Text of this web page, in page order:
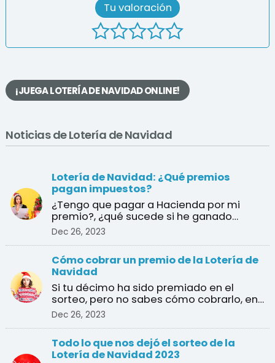
Tu valoración
¡JUEGA LOTERÍA DE NAVIDAD ONLINE!
Noticias de Lotería de Navidad
Lotería de Navidad: ¿Qué premios
pagan impuestos?
¿Tengo que pagar a Hacienda por mi
premio?, ¿qué sucede si he ganado
varios premios?, ¿cuál es e ...
Dec 26, 2023
Cómo cobrar un premio de la Lotería de
Navidad
Si tu décimo ha sido premiado en el
sorteo, pero no sabes cómo cobrarlo, en
esta guía te explica ...
Dec 26, 2023
Todo lo que nos dejó el sorteo de la
Lotería de Navidad 2023